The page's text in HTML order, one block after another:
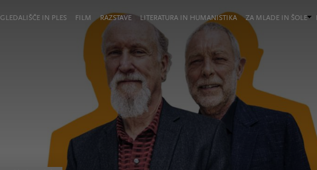
GLEDALIŠČE IN PLES FILM RAZSTAVE LITERATURA IN HUMANISTIKA ZA MLADE IN ŠOLE